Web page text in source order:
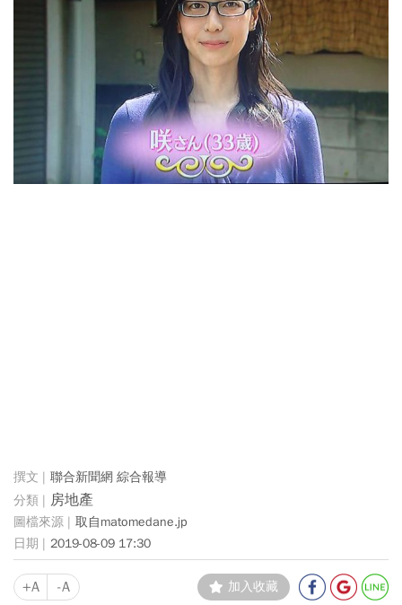
聯合新聞網 綜合報導
房地產
取自matomedane.jp
2019-08-09 17:30
+A -A 加入收藏